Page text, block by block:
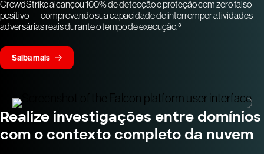
CrowdStrike alcançou 100% de detecção e proteção com zero falso-
positivo — comprovando sua capacidade de interromper atividades
adversárias reais durante o tempo de execução.³
Saiba mais
Realize investigações entre domínios
com o contexto completo da nuvem